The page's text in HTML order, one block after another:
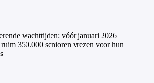
wachttijden: vóór januari 2026
ruim 350.000 senioren vrezen voor hun